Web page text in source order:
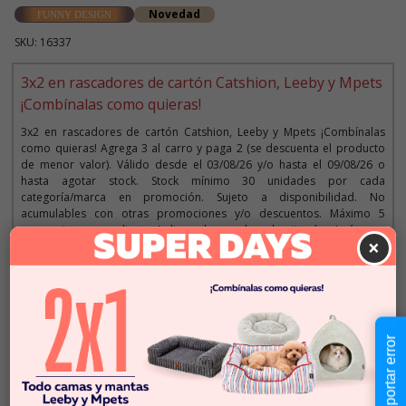
FUNNY DESIGN
Novedad
SKU: 16337
3x2 en rascadores de cartón Catshion, Leeby y Mpets
¡Combínalas como quieras!
3x2 en rascadores de cartón Catshion, Leeby y Mpets ¡Combínalas
como quieras! Agrega 3 al carro y paga 2 (se descuenta el producto
de menor valor). Válido desde el 03/08/26 y/o hasta el 09/08/26 o
hasta agotar stock. Stock mínimo 30 unidades por cada
categoría/marca en promoción. Sujeto a disponibilidad. No
acumulables con otras promociones y/o descuentos. Máximo 5
promociones por cliente. Aplica solo para la web y tiendas. Imágenes
Descripción
Cantidad:
$9.990
En Stock
×
Reportar error